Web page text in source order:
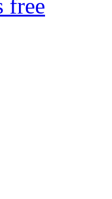
free